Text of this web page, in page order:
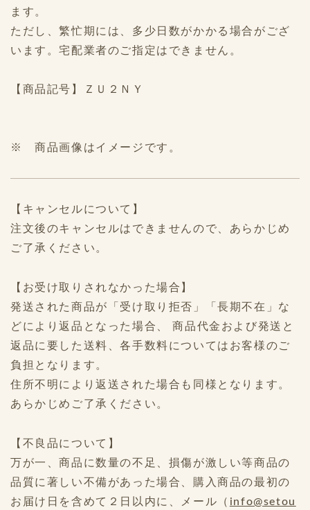
ます。
ただし、繁忙期には、多少日数がかかる場合がござ
います。宅配業者のご指定はできません。
【商品記号】ＺＵ２ＮＹ
※ 商品画像はイメージです。
【キャンセルについて】
注文後のキャンセルはできませんので、あらかじめ
ご了承ください。
【お受け取りされなかった場合】
発送された商品が「受け取り拒否」「長期不在」な
どにより返品となった場合、 商品代金および発送と
返品に要した送料、各手数料についてはお客様のご
負担となります。
住所不明により返送された場合も同様となります。
あらかじめご了承ください。
【不良品について】
万が一、商品に数量の不足、損傷が激しい等商品の
品質に著しい不備があった場合、購入商品の最初の
お届け日を含めて２日以内に、メール（ info@setou